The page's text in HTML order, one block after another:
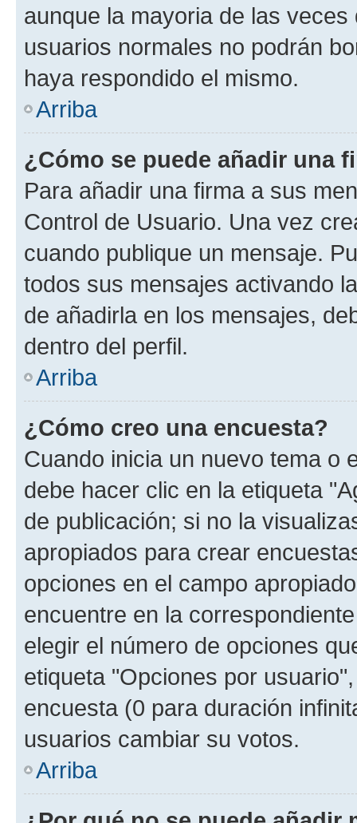
aunque la mayoria de las
usuarios normales no podrán
haya respondido el mismo.
Arriba
¿Cómo se puede añadir una
Para añadir una firma a sus
Control de Usuario. Una vez
cuando publique un mensaje.
todos sus mensajes activando
de añadirla en los mensajes,
dentro del perfil.
Arriba
¿Cómo creo una encuesta?
Cuando inicia un nuevo tema o
debe hacer clic en la etiqueta
de publicación; si no la
apropiados para crear
opciones en el campo
encuentre en la
elegir el número de opciones
etiqueta "Opciones por
encuesta (0 para duración
usuarios cambiar su votos.
Arriba